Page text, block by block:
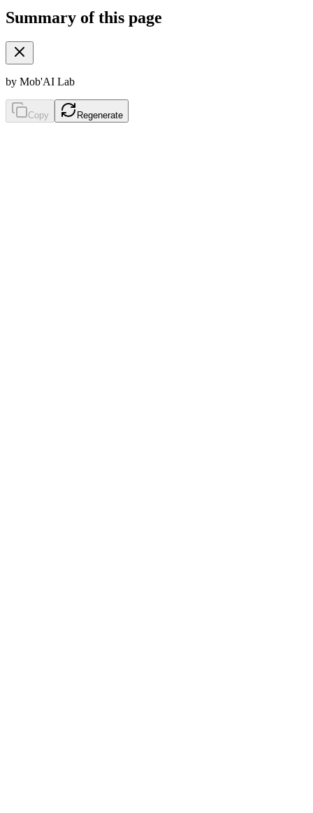
Summary of this page
by Mob'AI Lab
Copy Regenerate